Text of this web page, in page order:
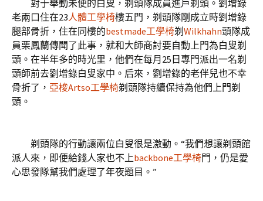
對于舉動未便的白叟，剃頭隊成員進戶剃頭。劉增錄
老兩口住在23人體工學椅樓五門，剃頭隊剛成立時劉增錄
腿部骨折，住在同樓的bestmade工學椅剃 Wilkhahn頭隊成
員栗鳳蘭傳聞了此事，就和大師商討要自動上門為白叟剃
頭。在半年多的時光里，他們在每月25日專門派出一名剃
頭師前去劉增錄白叟家中。后來，劉增錄的老伴兒也不幸
骨折了， 亞梭Artso工學椅剃頭隊持續保持為他們上門剃
頭。
剃頭隊的行動讓兩位白叟很是激動。“我們想讓剃頭館
派人來，即便給錢人家也不上backbone工學椅門，仍是愛
心思發隊幫我們處理了年夜題目。”